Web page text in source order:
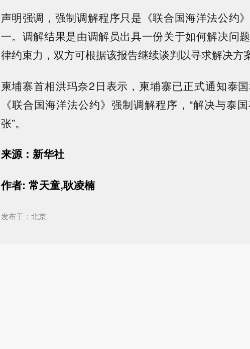
声明强调，强制调解程序只是《联合国海洋法公约
一。调解结果是由调解员出具一份关于如何解决问
律约束力，双方可根据该报告继续谈判以寻求解决方
柬埔寨首相洪玛奈2日表示，柬埔寨已正式通知泰
《联合国海洋法公约》强制调解程序，“解决与泰
张”。
来源：新华社
作者: 常天童,耿凌楠
发布于：北京